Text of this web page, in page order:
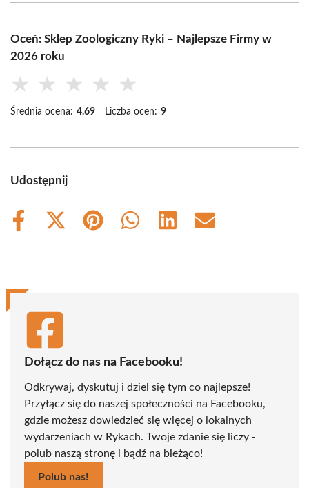
Oceń: Sklep Zoologiczny Ryki – Najlepsze Firmy w
2026 roku
★ ★ ★ ★ ★
Średnia ocena: 4.69 Liczba ocen: 9
Udostępnij
Share
Share
(Twitter)
Share
Share
Share
Share
Dołącz do nas na Facebooku!
Odkrywaj, dyskutuj i dziel się tym co najlepsze!
Przyłącz się do naszej społeczności na Facebooku,
gdzie możesz dowiedzieć się więcej o lokalnych
wydarzeniach w Rykach. Twoje zdanie się liczy -
polub naszą stronę i bądź na bieżąco!
Polub nas!